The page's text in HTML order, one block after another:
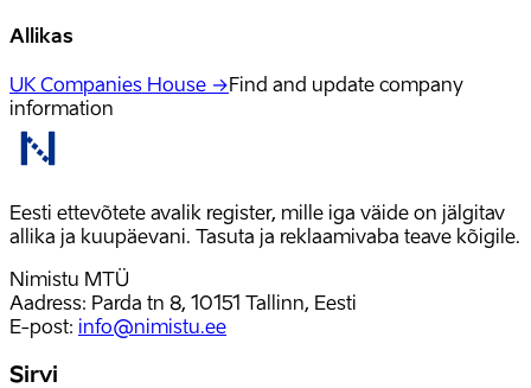
Allikas
UK Companies House →Find and update company
information
Eesti ettevõtete avalik register, mille iga väide on jälgitav
allika ja kuupäevani. Tasuta ja reklaamivaba teave kõigile.
Nimistu MTÜ
Aadress: Parda tn 8, 10151 Tallinn, Eesti
E-post: info@nimistu.ee
Sirvi